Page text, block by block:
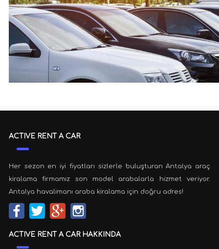
ACTIVE RENT A CAR
Her sezon en iyi fiyatları sizlerle buluşturan Antalya araç
kiralama firmamız son model arabalarla hizmet veriyor.
Antalya havalimanı araba kiralama için doğru adres!
ACTIVE RENT A CAR HAKKINDA